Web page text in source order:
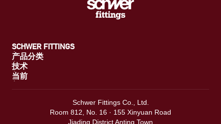
SCHWER FITTINGS
产品分类
技术
当前
Schwer Fittings Co., Ltd.
Room 812, No. 16 · 155 Xinyuan Road
Jiading District Anting Town